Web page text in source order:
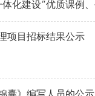
化建设”优质课例
项目招标结果公示